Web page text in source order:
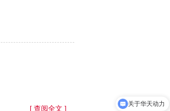
[ 查阅全文 ]
关于华天动力